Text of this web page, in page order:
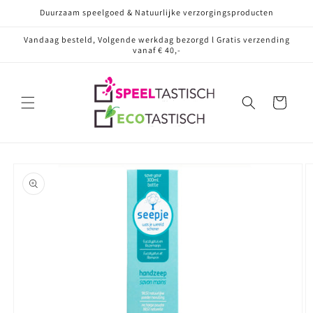
naar de
Duurzaam speelgoed & Natuurlijke verzorgingsproducten
Vandaag besteld, Volgende werkdag bezorgd l Gratis verzending
vanaf € 40,-
Winkelwagen
direct naar